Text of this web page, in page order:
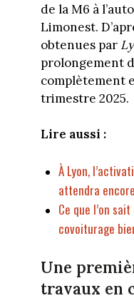
de la M6 à
Limonest.
obtenues par
prolongement
complètement
trimestre 2025.
Lire aussi :
À Lyon,
attendra
Ce que l’on
covoiturage
Une
travaux en